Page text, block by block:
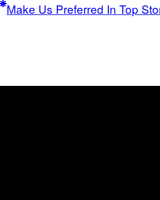
Make Us Preferred In Top